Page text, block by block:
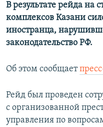
Все сайты РСЕ/РС
В результате рейда на
комплексов Казани
иностранца,
законодательство РФ.
Об этом сообщает
Рейд был проведен
с организованной
управления по